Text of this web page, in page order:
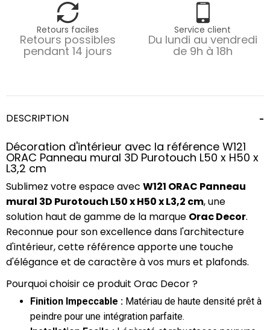
Retours faciles
Retours possibles
pendant 14 jours
Service client
Du lundi au vendredi
de 9h à 18h
DESCRIPTION
Décoration d'intérieur avec la référence W121
ORAC Panneau mural 3D Purotouch L50 x H50 x
L3,2 cm
Sublimez votre espace avec W121 ORAC Panneau
mural 3D Purotouch L50 x H50 x L3,2 cm, une
solution haut de gamme de la marque Orac Decor.
Reconnue pour son excellence dans l'architecture
d'intérieur, cette référence apporte une touche
d'élégance et de caractère à vos murs et plafonds.
Pourquoi choisir ce produit Orac Decor ?
Finition Impeccable : Matériau de haute densité prêt à
peindre pour une intégration parfaite.